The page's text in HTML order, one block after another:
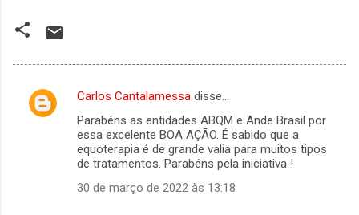
C
Carlos Cantalamessa disse…
Parabéns as entidades ABQM e Ande Brasil por
essa excelente BOA AÇÃO. É sabido que a
equoterapia é de grande valia para muitos tipos
de tratamentos. Parabéns pela iniciativa !
30 de março de 2022 às 13:18